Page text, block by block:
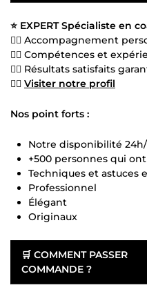
⭐ EXPERT Spécialiste en
👍🏻 Accompagnement
👍🏻 Compétences et
👍🏻 Résultats satisfaits
👍🏻 Visiter notre profil
Nos point forts :
Notre disponibilité 24h/
+500 personnes qui
Techniques et astuces
Professionnel
Élégant
Originaux
🛒 COMMENT PASSER
COMMANDE ?